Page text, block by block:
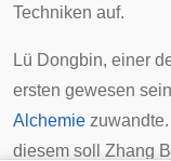
Techniken auf.
Lü Dongbin, einer
ersten gewesen
Alchemie
diesem soll Zhang